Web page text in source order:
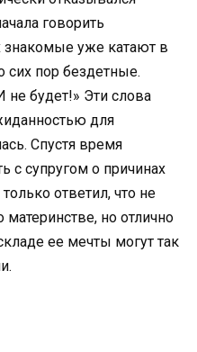
говорить
уже катают в
сих пор бездетные.
не будет!» Эти слова
для
Спустя время
с супругом о причинах
ответил, что не
но отлично
ее мечты могут так